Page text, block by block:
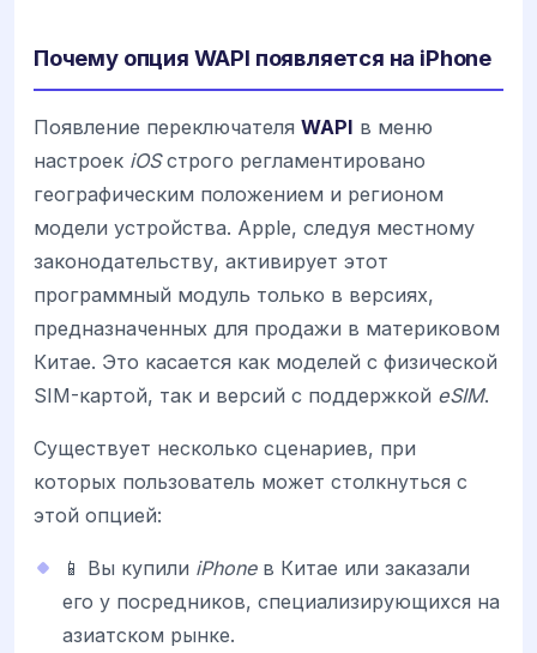
Почему опция WAPI появляется на iPhone
Появление переключателя WAPI в меню
настроек iOSстрого регламентировано
географическим положением и регионом
модели устройства. Apple, следуя местному
законодательству, активирует этот
программный модуль только в версиях,
предназначенных для продажи в материковом
Китае. Это касается как моделей с физической
SIM-картой, так и версий с поддержкой eSIM.
Существует несколько сценариев, при
которых пользователь может столкнуться с
этой опцией:
📱 Вы купили iPhoneв Китае или заказали
его у посредников, специализирующихся на
азиатском рынке.